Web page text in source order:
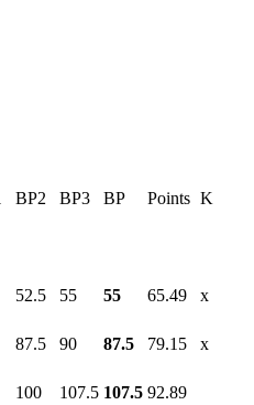
BP2 BP3 BP Points K
52.5 55 55 65.49
x
87.5 90 87.5 79.15
x
100 107.5 107.5 92.89